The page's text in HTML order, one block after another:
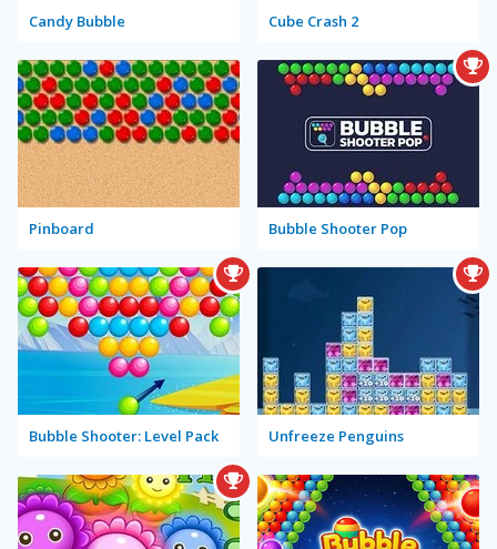
Candy Bubble Cube Crash 2
Pinboard Bubble Shooter Pop
Bubble Shooter: Level Pack Unfreeze Penguins